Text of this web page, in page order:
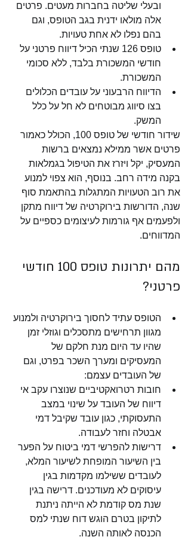
ובעלי שליטה בחברות מעטים. פרטים
אלה מולאו ידנית בגב הטופס, וגם
בהם נפלו לא אחת טעויות.
טופס 126 שנתי הכיל דיווח פרטני על
חודשי המשכורת בלבד, ללא סכומי
המשכורת.
הדיווח הרבעוני על עובדים הכלולים
בצו סיווג מבוטחים לא חל על כלל
המשק.
שידור חודשי של טופס 100, הכולל כאמור
פרטים אשר ממילא נמצאים ברשות
המעסיק, יקל ויזרז את הטיפול בגמלאות
בקנה מידה רחב. בנוסף, הוא צפוי למנוע
את רוב הטעויות המתגלות בהתאמת סוף
שנה, הדורשות בירוקרטיה של דיווח מתקן
ולפעמים אף גורמות לעיצומים כספיים על
המדווחים.
מהם יתרונות טופס 100 חודשי
פרטני?
הטופס עתיד לחסוך בירוקרטיה ולמנוע
מגוון תרחישים מתסכלים וגוזלי זמן
שהיו עד היום מנת חלקם של
המעסיקים ומערך השכר בפרט, וגם
של העובדים עצמם:
חובות רטרואקטיביים שנוצרו עקב אי
דיווח של העובד על שינוי במצב
התעסוקתי, כגון עובד שקיבל דמי
אבטלה וחזר לעבודה.
דרישות להפרשי דמי ביטוח על הפער
בין השיעור המופחת לשיעור המלא,
לעובדים ששילמו מקדמות בגין
עיסוקים לא מעודכנים. דרישה בגין
שנת מס קודמת לא הייתה ניתנת
לתיקון בטרם הוגש דוח שנתי למס
הכנסה לאותה השנה.